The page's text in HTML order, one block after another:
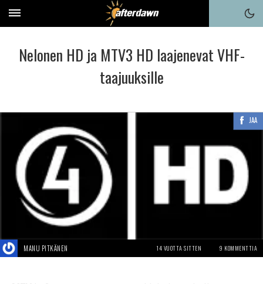
Nelonen HD ja MTV3 HD laajenevat VHF-
taajuuksille
JAA
MANU PITKÄNEN 14 VUOTTA SITTEN 9 KOMMENTTIA